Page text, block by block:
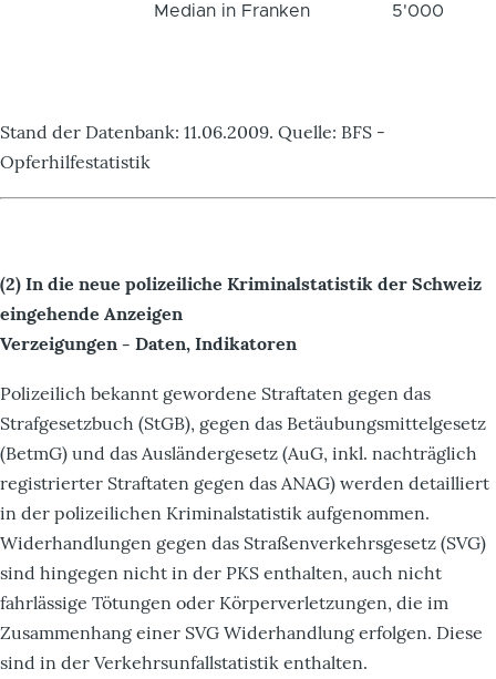
Median in Franken
5'000
Stand der Datenbank: 11.06.2009. Quelle: BFS -
Opferhilfestatistik
(2) In die neue polizeiliche Kriminalstatistik der Schweiz
eingehende Anzeigen
Verzeigungen - Daten, Indikatoren
Polizeilich bekannt gewordene Straftaten gegen das
Strafgesetzbuch (StGB), gegen das Betäubungsmittelgesetz
(BetmG) und das Ausländergesetz (AuG, inkl. nachträglich
registrierter Straftaten gegen das ANAG) werden detailliert
in der polizeilichen Kriminalstatistik aufgenommen.
Widerhandlungen gegen das Straßenverkehrsgesetz (SVG)
sind hingegen nicht in der PKS enthalten, auch nicht
fahrlässige Tötungen oder Körperverletzungen, die im
Zusammenhang einer SVG Widerhandlung erfolgen. Diese
sind in der Verkehrsunfallstatistik enthalten.